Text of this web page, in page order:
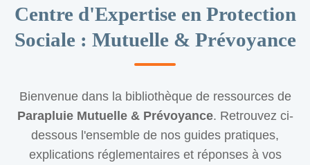
Centre d'Expertise en Protection
Sociale : Mutuelle & Prévoyance
Bienvenue dans la bibliothèque de ressources de
Parapluie Mutuelle & Prévoyance. Retrouvez ci-
dessous l'ensemble de nos guides pratiques,
explications réglementaires et réponses à vos